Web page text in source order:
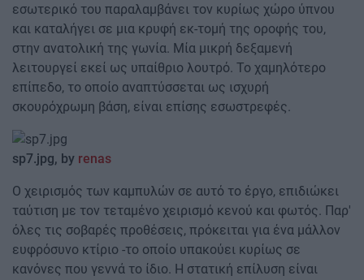
εσωτερικό του παραλαμβάνει τον κυρίως χώρο ύπνου
και καταλήγει σε μια κρυφή εκ-τομή της οροφής του,
στην ανατολική της γωνία. Μία μικρή δεξαμενή
λειτουργεί εκεί ως υπαίθριο λουτρό. Το χαμηλότερο
επίπεδο, το οποίο αναπτύσσεται ως ισχυρή
σκουρόχρωμη βάση, είναι επίσης εσωστρεφές.
sp7.jpg, by renas
Ο χειρισμός των καμπυλών σε αυτό το έργο, επιδιώκει
ταύτιση με τον τεταμένο χειρισμό κενού και φωτός. Παρ'
όλες τις σοβαρές προθέσεις, πρόκειται για ένα μάλλον
ευφρόσυνο κτίριο -το οποίο υπακούει κυρίως σε
κανόνες που γεννά το ίδιο. Η στατική επίλυση είναι